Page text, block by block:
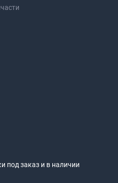
под заказ и в наличии